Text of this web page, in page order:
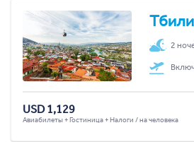
2
USD 1,129
Авиабилеты + Гостиница + Налоги / на человека